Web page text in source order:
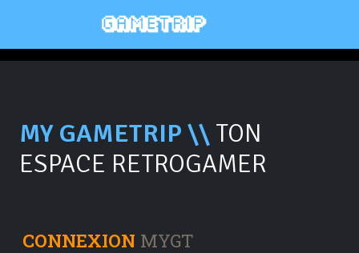
MY GAMETRIP \\ TON
ESPACE RETROGAMER
CONNEXION MYGT